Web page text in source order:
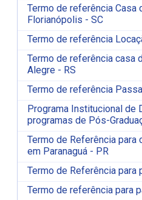
Termo de referência Casa
Florianópolis - SC
Termo de referência
Termo de referência casa
Alegre - RS
Termo de referência
Programa Institucional de
programas de Pós-
Termo de Referência para
em Paranaguá - PR
Termo de Referência para
Termo de referência para